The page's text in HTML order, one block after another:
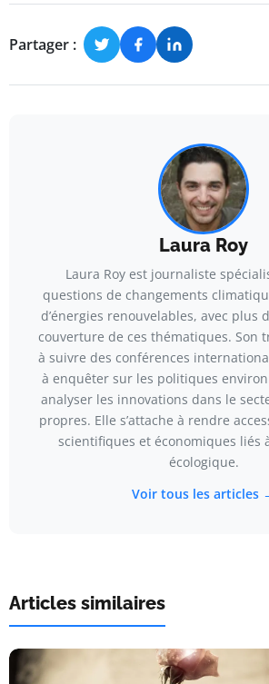
Partager :
Laura Roy
Laura Roy est journaliste
questions de changements
d’énergies renouvelables, avec plus
couverture de ces thématiques. Son
à suivre des conférences
à enquêter sur les politiques
analyser les innovations dans le
propres. Elle s’attache à rendre
scientifiques et économiques liés
écologique.
Voir tous les articles
Articles similaires